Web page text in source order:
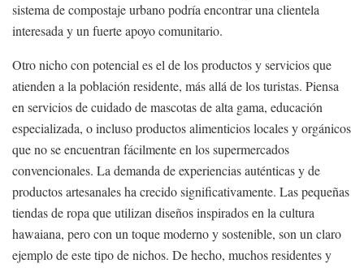
sistema de compostaje urbano podría encontrar una clientela
interesada y un fuerte apoyo comunitario.
Otro nicho con potencial es el de los productos y servicios que
atienden a la población residente, más allá de los turistas. Piensa
en servicios de cuidado de mascotas de alta gama, educación
especializada, o incluso productos alimenticios locales y orgánicos
que no se encuentran fácilmente en los supermercados
convencionales. La demanda de experiencias auténticas y de
productos artesanales ha crecido significativamente. Las pequeñas
tiendas de ropa que utilizan diseños inspirados en la cultura
hawaiana, pero con un toque moderno y sostenible, son un claro
ejemplo de este tipo de nichos. De hecho, muchos residentes y